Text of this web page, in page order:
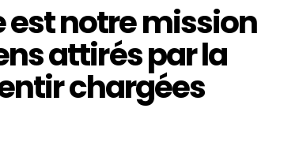
notre mission
attirés par la
chargées